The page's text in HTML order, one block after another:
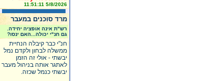
5/8/2026 11:51:11
מרד סוכנים במעבר
רש"ת אינה אופציה יחידה.
גם חנ"י יכולה...האם ינסו?
חנ"י כבר קיבלה הנחיית
ממשלה לבחון ולקדם נמל
יבשתי - אולי זה הזמן
לאתגר אותה בניהול מעבר
יבשתי כנמל שכזה.